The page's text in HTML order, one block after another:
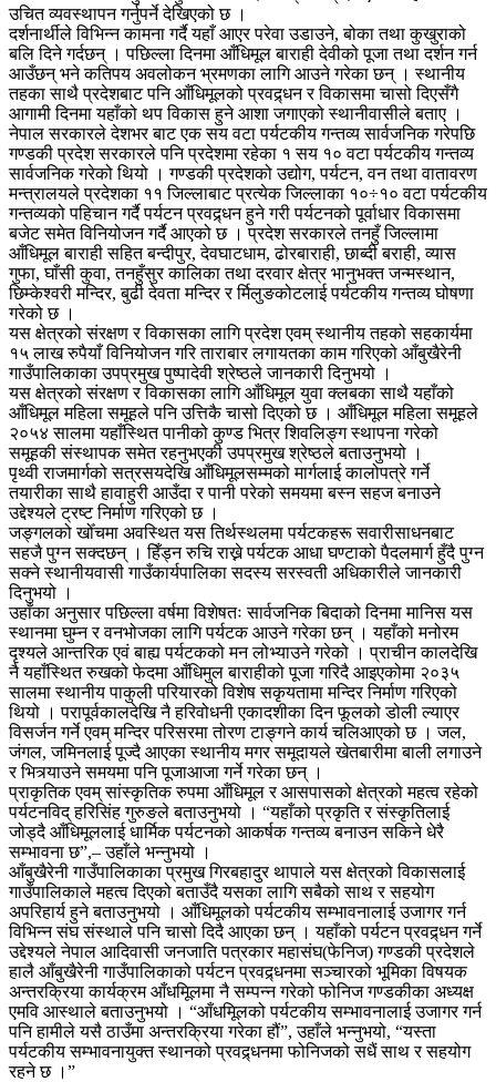
उचित व्यवस्थापन गर्नुपर्ने देखिएको छ ।
दर्शनार्थीले विभिन्न कामना गर्दै यहाँ आएर परेवा उडाउने, बोका तथा कुखुराको
बलि दिने गर्दछन् । पछिल्ला दिनमा आँधिमूल बाराही देवीको पूजा तथा दर्शन गर्न
आउँछन् भने कतिपय अवलोकन भ्रमणका लागि आउने गरेका छन् । स्थानीय
तहका साथै प्रदेशबाट पनि आँधिमूलको प्रवद्र्धन र विकासमा चासो दिएसँगै
आगामी दिनमा यहाँको थप विकास हुने आशा जगाएको स्थानीवासीले बताए ।
नेपाल सरकारले देशभर बाट एक सय वटा पर्यटकीय गन्तव्य सार्वजनिक गरेपछि
गण्डकी प्रदेश सरकारले पनि प्रदेशमा रहेका १ सय १० वटा पर्यटकीय गन्तव्य
सार्वजनिक गरेको थियो । गण्डकी प्रदेशको उद्योग, पर्यटन, वन तथा वातावरण
मन्त्रालयले प्रदेशका ११ जिल्लाबाट प्रत्येक जिल्लाका १०÷१० वटा पर्यटकीय
गन्तव्यको पहिचान गर्दै पर्यटन प्रवद्र्धन हुने गरी पर्यटनको पूर्वाधार विकासमा
बजेट समेत विनियोजन गर्दै आएको छ । प्रदेश सरकारले तनहुँ जिल्लामा
आँधिमूल बाराही सहित बन्दीपुर, देवघाटधाम, ढोरबाराही, छाब्दी बराही, व्यास
गुफा, घाँसी कुवा, तनहुँसुर कालिका तथा दरवार क्षेत्र भानुभक्त जन्मस्थान,
छिम्केश्वरी मन्दिर, बुढी देवता मन्दिर र र्मिलुङकोटलाई पर्यटकीय गन्तव्य घोषणा
गरेको छ ।
यस क्षेत्रको संरक्षण र विकासका लागि प्रदेश एवम् स्थानीय तहको सहकार्यमा
१५ लाख रुपैयाँ विनियोजन गरि ताराबार लगायतका काम गरिएको आँबुखैरेनी
गाउँपालिकाका उपप्रमुख पुष्पादेवी श्रेष्ठले जानकारी दिनुभयो ।
यस क्षेत्रको संरक्षण र विकासका लागि आँधिमूल युवा क्लबका साथै यहाँको
आँधिमूल महिला समूहले पनि उत्तिकै चासो दिएको छ । आँधिमूल महिला समूहले
२०५४ सालमा यहाँस्थित पानीको कुण्ड भित्र शिवलिङ्ग स्थापना गरेको
समूहकी संस्थापक समेत रहनुभएकी उपप्रमुख श्रेष्ठले बताउनुभयो ।
पृथ्वी राजमार्गको सत्रसयदेखि आँधिमूलसम्मको मार्गलाई कालोपत्रे गर्ने
तयारीका साथै हावाहुरी आउँदा र पानी परेको समयमा बस्न सहज बनाउने
उद्देश्यले ट्रष्ट निर्माण गरिएको छ ।
जङ्गलको खोँचमा अवस्थित यस तिर्थस्थलमा पर्यटकहरू सवारीसाधनबाट
सहजै पुग्न सक्दछन् । हिँड्न रुचि राख्ने पर्यटक आधा घण्टाको पैदलमार्ग हुँदै पुग्न
सक्ने स्थानीयवासी गाउँकार्यपालिका सदस्य सरस्वती अधिकारीले जानकारी
दिनुभयो ।
उहाँका अनुसार पछिल्ला वर्षमा विशेषतः सार्वजनिक बिदाको दिनमा मानिस यस
स्थानमा घुम्न र वनभोजका लागि पर्यटक आउने गरेका छन् । यहाँको मनोरम
दृश्यले आन्तरिक एवं बाह्य पर्यटकको मन लोभ्याउने गरेको । प्राचीन कालदेखि
नै यहाँस्थित रुखको फेदमा आँधिमुल बाराहीको पूजा गरिदै आइएकोमा २०३५
सालमा स्थानीय पाकुली परियारको विशेष सकृयतामा मन्दिर निर्माण गरिएको
थियो । परापूर्वकालदेखि नै हरिवोधनी एकादशीका दिन फूलको डोली ल्याएर
विसर्जन गर्ने एवम् मन्दिर परिसरमा तोरण टाङ्गने कार्य चलिआएको छ । जल,
जंगल, जमिनलाई पूज्दै आएका स्थानीय मगर समूदायले खेतबारीमा बाली लगाउने
र भित्र्याउने समयमा पनि पूजाआजा गर्ने गरेका छन् ।
प्राकृतिक एवम् सांस्कृतिक रुपमा आँधिमूल र आसपासको क्षेत्रको महत्व रहेको
पर्यटनविद् हरिसिंह गुरुङले बताउनुभयो । “यहाँको प्रकृति र संस्कृतिलाई
जोड्दै आँधिमूललाई धार्मिक पर्यटनको आकर्षक गन्तव्य बनाउन सकिने धेरै
सम्भावना छ”,– उहाँले भन्नुभयो ।
आँबुखैरेनी गाउँपालिकाका प्रमुख गिरबहादुर थापाले यस क्षेत्रको विकासलाई
गाउँपालिकाले महत्व दिएको बताउँदै यसका लागि सबैको साथ र सहयोग
अपरिहार्य हुने बताउनुभयो । आँधिमूलको पर्यटकीय सम्भावनालाई उजागर गर्न
विभिन्न संघ संस्थाले पनि चासो दिदै आएका छन् । यहाँको पर्यटन प्रवद्र्धन गर्ने
उद्देश्यले नेपाल आदिवासी जनजाति पत्रकार महासंघ(फेनिज) गण्डकी प्रदेशले
हालै आँबुखैरेनी गाउँपालिकाको पर्यटन प्रवद्र्धनमा सञ्चारको भूमिका विषयक
अन्तरक्रिया कार्यक्रम आँधमिूलमा नै सम्पन्न गरेको फोनिज गण्डकीका अध्यक्ष
एमवि आस्थाले बताउनुभयो । “आँधमिूलको पर्यटकीय सम्भावनालाई उजागर गर्न
पनि हामीले यसै ठाउँमा अन्तरक्रिया गरेका हौं”, उहाँले भन्नुभयो, “यस्ता
पर्यटकीय सम्भावनायुक्त स्थानको प्रवद्र्धनमा फोनिजको सधैं साथ र सहयोग
रहने छ ।”